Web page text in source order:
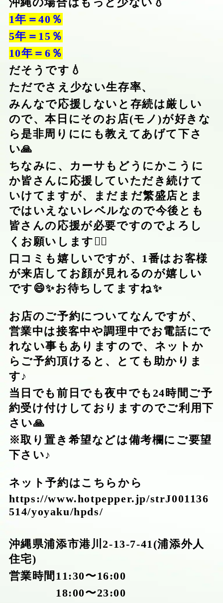
1年＝40％
5年＝15％
10年＝6％
だそうです💧
ただでさえ少ない生存率、
みんなで応援しないと存続は厳しい
ので、本日にそのお店(モノ)が好きな
ら是非周りににも教えてあげて下さ
い🙏
ちなみに、カーサもどうにかこうに
か皆さんに応援していただき続けて
いけてますが、まだまだ繁盛店とま
ではいえないレベルなので今後とも
皆さんの応援が必要ですのでよろし
くお願いします🙇‍♂️
口コミも嬉しいですが、1番はお客様
が来店してお顔が見れるのが嬉しい
です😄✨お待ちしてますね✨
お店のご予約についてなんですが、
営業中は接客中や調理中でお電話にで
れない事もありますので、ネットか
らご予約頂けると、とても助かりま
す♪
当日でも前日でも夜中でも24時間ご予
約受け付けしておりますのでご利用下
さい🙏
※取り置き希望などは備考欄にご要望
下さい♪
ネット予約はこちらから
https://www.hotpepper.jp/strJ001136
514/yoyaku/hpds/
沖縄県浦添市港川2-13-7-41(浦添外人
住宅)
営業時間11:30〜16:00
18:00〜23:00